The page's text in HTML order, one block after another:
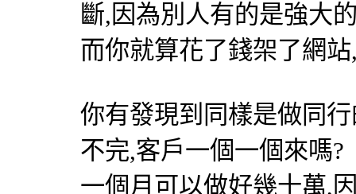
斷,因為別人有的是強大
而你就算花了錢架了網
你有發現到同樣是做同
不完,客戶一個一個來嗎?
一個月可以做好幾十萬,